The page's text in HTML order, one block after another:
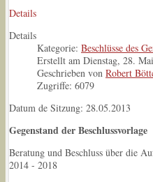
Details
Details
Kategorie: Beschlüsse des
Erstellt am Dienstag, 28.
Geschrieben von Robert
Zugriffe: 6079
Datum de Sitzung: 28.05.2013
Gegenstand der Beschlussvorlage
Beratung und Beschluss über die
2014 - 2018